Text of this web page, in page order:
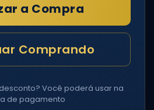
a Compra
Comprando
Você poderá usar na
de pagamento